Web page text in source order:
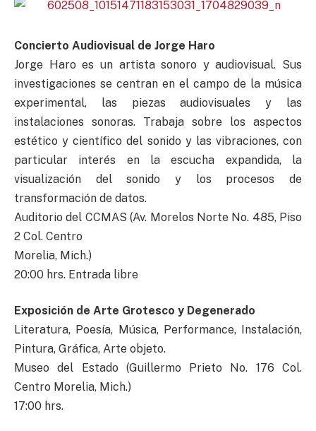
Concierto Audiovisual de Jorge Haro
Jorge Haro es un artista sonoro y audiovisual. Sus
investigaciones se centran en el campo de la música
experimental, las piezas audiovisuales y las
instalaciones sonoras. Trabaja sobre los aspectos
estético y científico del sonido y las vibraciones, con
particular interés en la escucha expandida, la
visualización del sonido y los procesos de
transformación de datos.
Auditorio del CCMAS (Av. Morelos Norte No. 485, Piso
2 Col. Centro
Morelia, Mich.)
20:00 hrs. Entrada libre
Exposición de Arte Grotesco y Degenerado
Literatura, Poesía, Música, Performance, Instalación,
Pintura, Gráfica, Arte objeto.
Museo del Estado (Guillermo Prieto No. 176 Col.
Centro Morelia, Mich.)
17:00 hrs.